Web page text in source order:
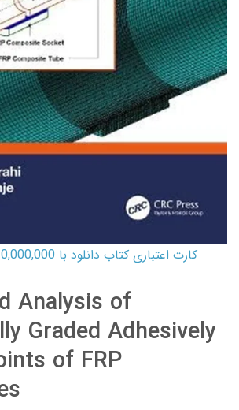
Analysis of
Graded Adhesively
of FRP